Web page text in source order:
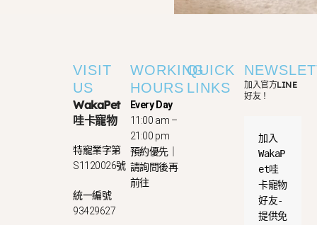
VISIT
US
WakaPet
哇卡寵物
特寵業字第
S1120026號
統一編號
93429627
WORKING
HOURS
Every Day
11:00 am –
21:00 pm
預約優先｜
請詢問後再
前往
QUICK
LINKS
加入官方LINE
好友！
加入
WakaP
et哇
卡寵物
好友-
提供免